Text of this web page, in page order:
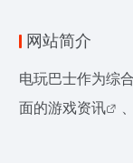
网站简介
电玩巴士作为综
面的游戏资讯